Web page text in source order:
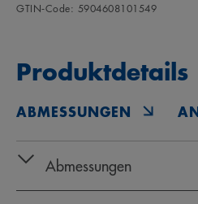
GTIN‑Code: 5904608101549
Produktdetails
ABMESSUNGEN
Abmessungen